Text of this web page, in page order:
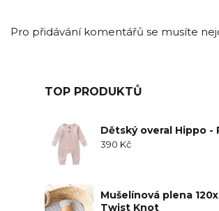
Pro přidávání komentářů se musíte
TOP PRODUKTŮ
Dětský overal Hippo -
390 Kč
Mušelínová plena
Twist Knot